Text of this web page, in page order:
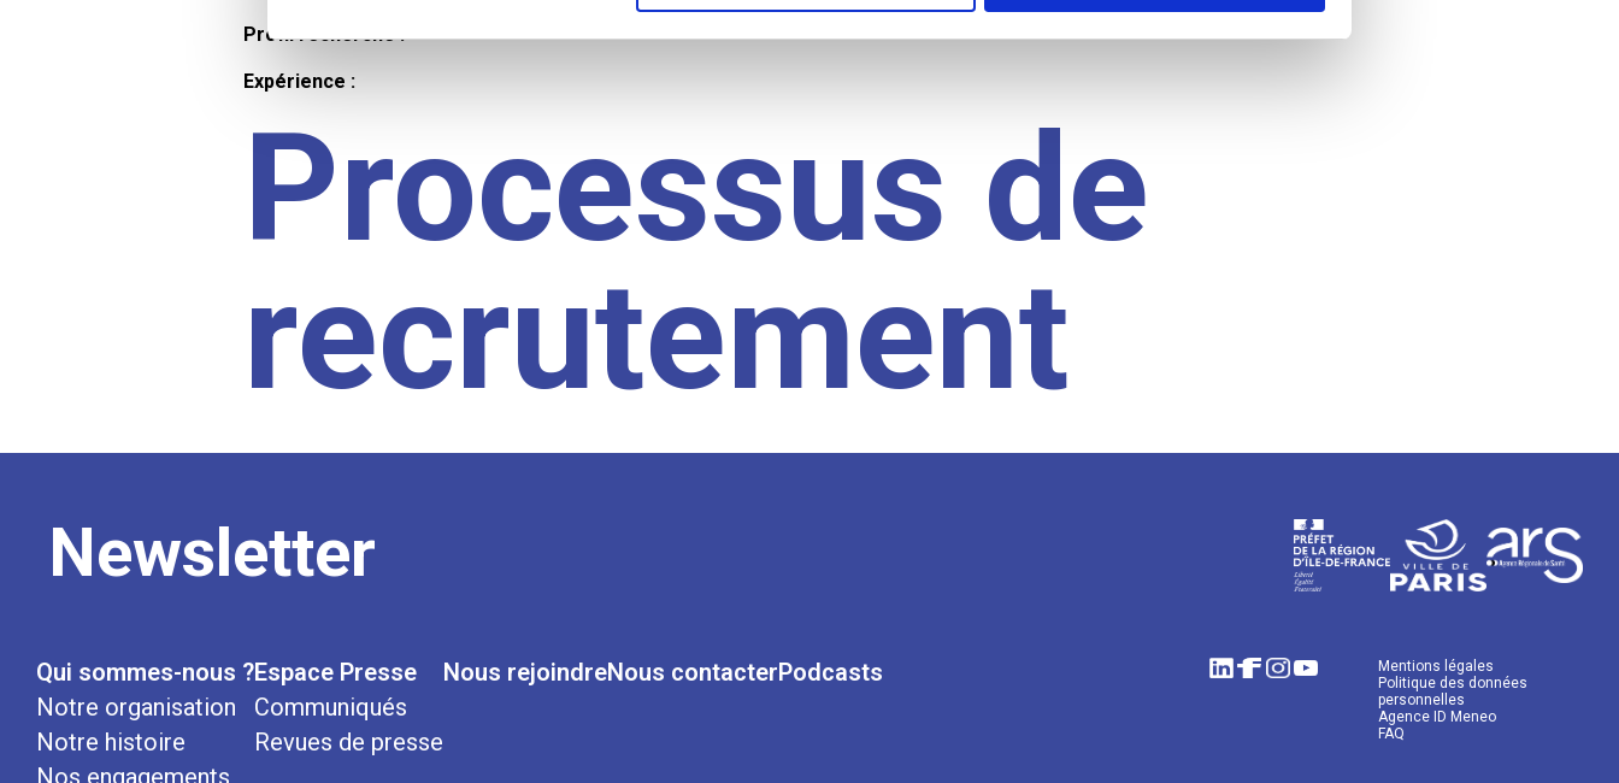
Profil recherché :
Expérience :
Processus de
recrutement
Newsletter
Qui sommes-nous ?
Notre organisation
Notre histoire
Nos engagements
Espace Presse
Communiqués
Revues de presse
Nous rejoindreNous contacterPodcasts
Mentions légales
Politique des données
personnelles
Agence ID Meneo
FAQ